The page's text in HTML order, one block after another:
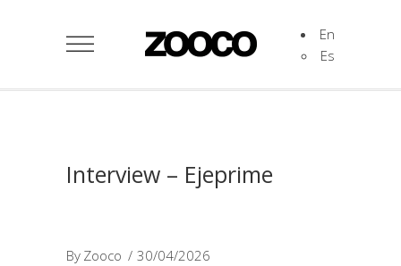
En
Es
Interview – Ejeprime
By Zooco 30/04/2026